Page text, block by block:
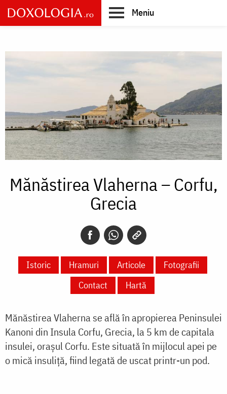
Skip
to
main
Meniu
Mănăstirea Vlaherna – Corfu,
Grecia
Istoric Hramuri Articole
Fotografii
Contact
Hartă
Mănăstirea Vlaherna se află în apropierea Peninsulei
Kanoni din Insula Corfu, Grecia, la 5 km de capitala
insulei, orașul Corfu. Este situată în mijlocul apei pe
o mică insuliță, fiind legată de uscat printr-un pod.